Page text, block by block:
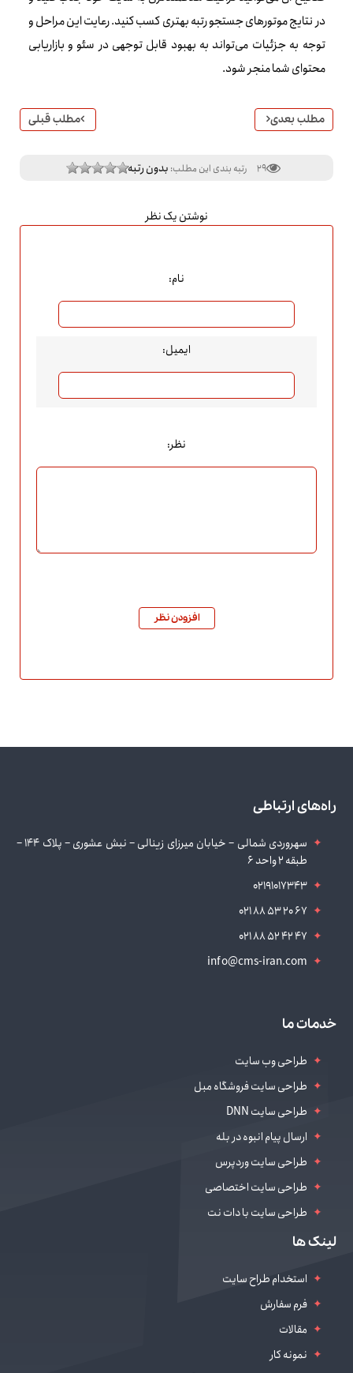
در نتایج موتورهای جستجو رتبه بهتری کسب کنید. رعایت این مراحل و
توجه به جزئیات می‌تواند به بهبود قابل توجهی در سئو و بازاریابی
محتوای شما منجر شود.
مطلب قبلی مطلب بعدی
29 رتبه بندی این مطلب: بدون رتبه
نوشتن یک نظر
نام:
ایمیل:
نظر:
افزودن نظر
راه‌های ارتباطی
سهروردی شمالی – خیابان میرزای زینالی – نبش عشوری – پلاک 144 –
طبقه 2 واحد 6
02191017343
021 88 53 20 67
021 88 52 42 47
info@cms-iran.com
خدمات ما
طراحی وب سایت
طراحی سایت فروشگاه مبل
طراحی سایت DNN
ارسال پیام انبوه در بله
طراحی سایت وردپرس
طراحی سایت اختصاصی
طراحی سایت با دات نت
طراحی سایت سالن زیباییلینک ها
استخدام طراح سایت
فرم سفارش
مقالات
نمونه کار